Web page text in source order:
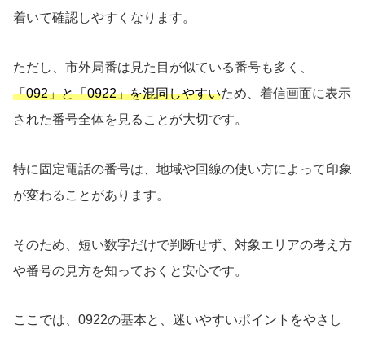
着いて確認しやすくなります。
ただし、市外局番は見た目が似ている番号も多く、
「092」と「0922」を混同しやすいため、着信画面に表示
された番号全体を見ることが大切です。
特に固定電話の番号は、地域や回線の使い方によって印象
が変わることがあります。
そのため、短い数字だけで判断せず、対象エリアの考え方
や番号の見方を知っておくと安心です。
ここでは、0922の基本と、迷いやすいポイントをやさし